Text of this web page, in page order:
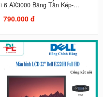
i 6 AX3000 Băng Tần Kép-...
790.000 đ